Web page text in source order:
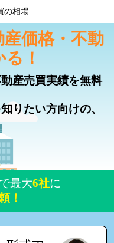
の相場
価格・不動
！
産売買実績を無料
りたい方向けの、
最大6社に
！